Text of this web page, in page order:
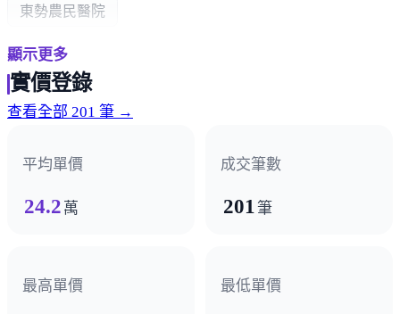
東勢農民醫院
政府機構
顯示更多
實價登錄
查看全部 201 筆 →
平均單價
24.2 萬
成交筆數
201筆
最高單價 最低單價